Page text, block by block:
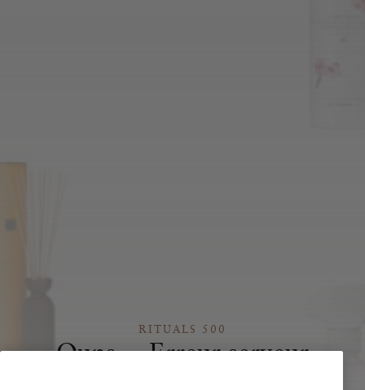
RITUALS 500
Oups… Erreur serveur